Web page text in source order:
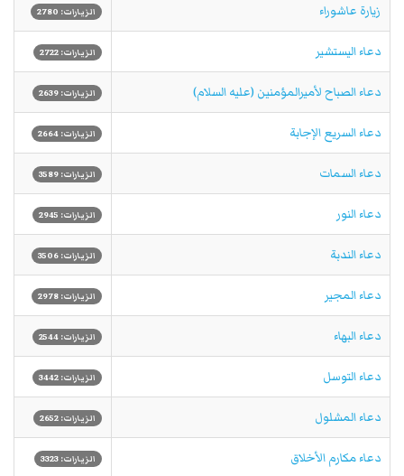
زيارة عاشوراء الزيارات: 2780
دعاء الیستشیر الزيارات: 2722
دعاء الصباح لأميرالمؤمنين (عليه السلام) الزيارات: 2639
دعاء السریع الإجابة الزيارات: 2664
دعاء السمات الزيارات: 3589
دعاء النور الزيارات: 2945
دعاء الندبة الزيارات: 3506
دعاء المجیر الزيارات: 2978
دعاء البهاء الزيارات: 2544
دعاء التوسل الزيارات: 3442
دعاء المشلول الزيارات: 2652
دعاء مكارم الأخلاق الزيارات: 3323